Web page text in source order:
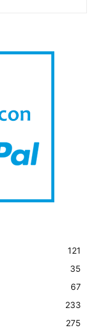
121
35
67
233
275